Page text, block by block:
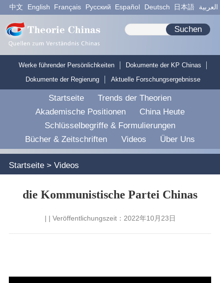
中文 English Français Pусский Español Deutsch 日本語 العربية
Suchen
Werke führender Persönlichkeiten
Dokumente der KP Chinas
Dokumente der Regierung
Aktuelle Forschungsergebnisse
Startseite
Trends der Theorien
Akademische Positionen
China Heute
Schlüsselbegriffe & Formulierungen
Bücher & Zeitschriften
Videos Über Uns
Startseite> Videos
die Kommunistische Partei Chinas
| | Veröffentlichungszeit：2022年10月23日